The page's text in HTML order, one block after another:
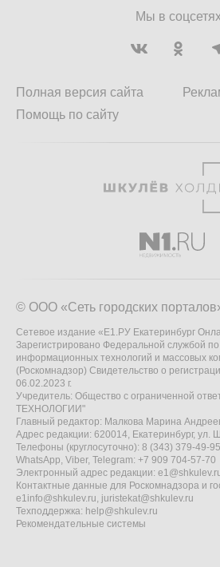
Мы в
Полная версия сайта
Помощь по сайту
© ООО «Сеть городских
Сетевое издание «Е1.РУ Екатеринбург
Зарегистрировано Федеральной службой
информационных технологий и массовых
(Роскомнадзор) Свидетельство о
06.02.2023 г.
Учредитель: Общество с ограниченной
ТЕХНОЛОГИИ"
Главный редактор: Малкова Марина
Адрес редакции: 620014, Екатеринбург, ул.
Телефоны (круглосуточно): 8 (343) 379-49-
WhatsApp, Viber, Telegram: +7 909 704-57-70
Электронный адрес редакции:
Контактные данные для Роскомнадзора и
e1info@shkulev.ru, juristekat@shkulev.ru
Техподдержка: help@shkulev.ru
Рекомендательные системы